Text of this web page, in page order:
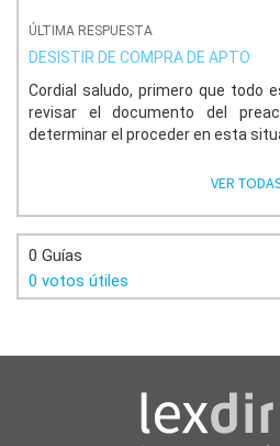
ÚLTIMA RESPUESTA
DESISTIR DE COMPRA DE APTO
Cordial saludo, primero que todo
revisar el documento del
determinar el proceder en esta
VER
0 Guías
0 votos útiles